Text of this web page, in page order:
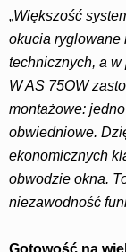
„Większość
okucia ryglowane
technicznych, a
W AS 75OW
montażowe:
obwiedniowe.
ekonomicznych
obwodzie okna.
niezawodność
Gotowość na